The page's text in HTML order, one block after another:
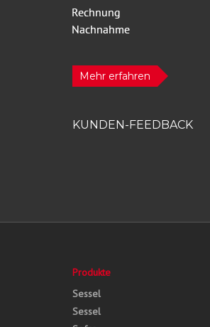
Mehr erfahren
KUNDEN-FEEDBACK
Produkte
Sessel
Sessel